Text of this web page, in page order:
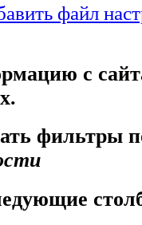
файл
с
фильтры